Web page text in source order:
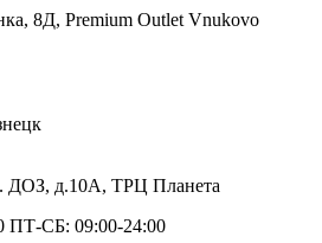
8Д, Premium Outlet Vnukovo
ДОЗ, д.10А, ТРЦ Планета
ПТ-СБ: 09:00-24:00